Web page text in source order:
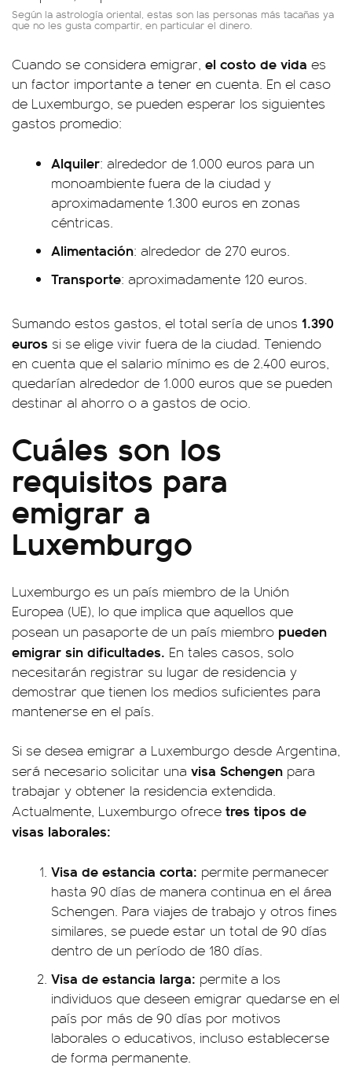
Según la astrología oriental, estas son las personas más tacañas ya
que no les gusta compartir, en particular el dinero.
Cuando se considera emigrar, el costo de vida es
un factor importante a tener en cuenta. En el caso
de Luxemburgo, se pueden esperar los siguientes
gastos promedio:
Alquiler: alrededor de 1.000 euros para un
monoambiente fuera de la ciudad y
aproximadamente 1.300 euros en zonas
céntricas.
Alimentación: alrededor de 270 euros.
Transporte: aproximadamente 120 euros.
Sumando estos gastos, el total sería de unos 1.390
euros si se elige vivir fuera de la ciudad. Teniendo
en cuenta que el salario mínimo es de 2.400 euros,
quedarían alrededor de 1.000 euros que se pueden
destinar al ahorro o a gastos de ocio.
Cuáles son los
requisitos para
emigrar a
Luxemburgo
Luxemburgo es un país miembro de la Unión
Europea (UE), lo que implica que aquellos que
posean un pasaporte de un país miembro pueden
emigrar sin dificultades. En tales casos, solo
necesitarán registrar su lugar de residencia y
demostrar que tienen los medios suficientes para
mantenerse en el país.
Si se desea emigrar a Luxemburgo desde Argentina,
será necesario solicitar una visa Schengen para
trabajar y obtener la residencia extendida.
Actualmente, Luxemburgo ofrece tres tipos de
visas laborales:
Visa de estancia corta: permite permanecer
hasta 90 días de manera continua en el área
Schengen. Para viajes de trabajo y otros fines
similares, se puede estar un total de 90 días
dentro de un período de 180 días.
Visa de estancia larga: permite a los
individuos que deseen emigrar quedarse en el
país por más de 90 días por motivos
laborales o educativos, incluso establecerse
de forma permanente.